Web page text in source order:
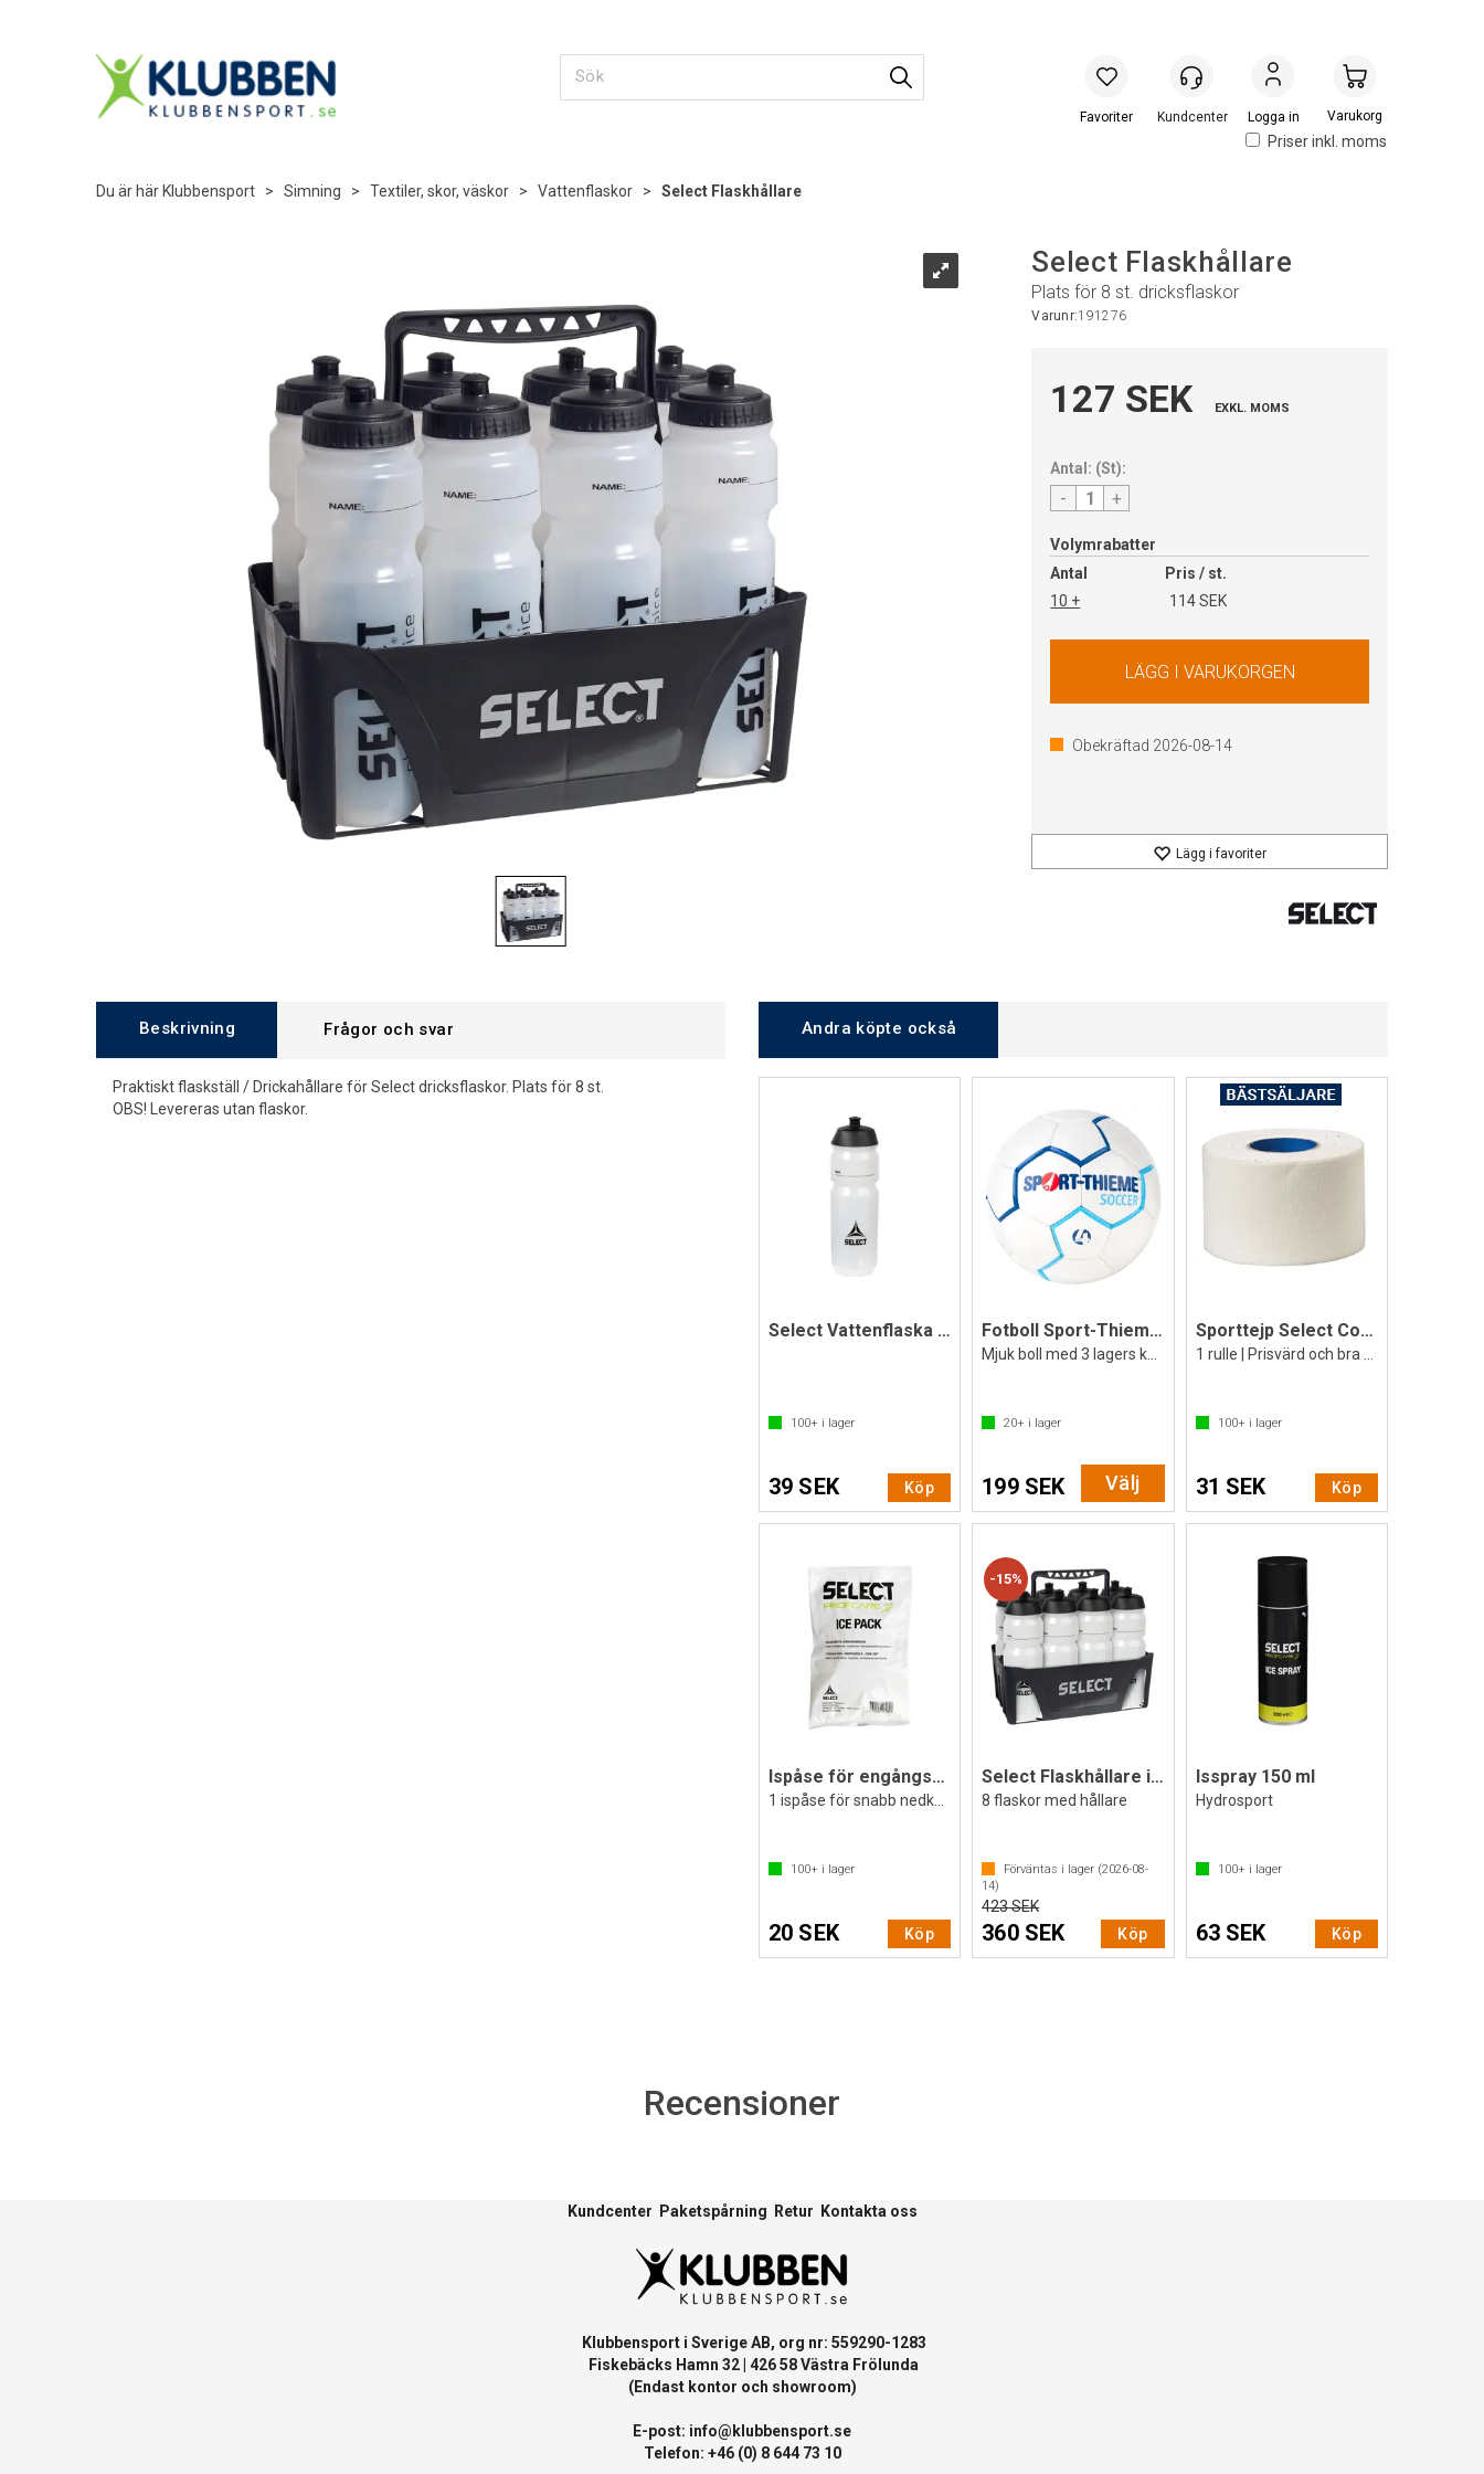
Priser inkl. moms
Logga in Handlevogn
Du är här Klubbensport > Simning > Textiler, skor, väskor > Vattenflaskor > Select Flaskhållare
Select Flaskhållare
Plats för 8 st. dricksflaskor
Varunr:191276
127 SEK EXKL. MOMS
Antal: (St):
- +
Volymrabatter
Antal
Pris / st.
10 +
114 SEK
Obekräftad 2026-08-14
Lägg i favoriter
Beskrivning Frågor och svar
Praktiskt flaskställ / Drickahållare för Select dricksflaskor. Plats för 8 st.
OBS! Levereras utan flaskor.
Andra köpte också
Select Vattenflaska 0,7 liter
100+ i lager
39 SEK Köp
Fotboll Sport-Thieme Soccer
20+ i lager
199 SEK Välj
Sporttejp Select Coach 38 mm x 9 m
100+i lager
31 SEK Köp
Ispåse för engångsbruk | 1 st
100+ i lager
20 SEK Köp
15%
Select Flaskhållare inkl. flaskor
8 flaskor med hållare
Förväntas i lager (2026-08-
14)
423 SEK
360 SEK Köp
Isspray 150 ml
Hydrosport
100+i lager
63 SEK Köp
Recensioner
Kundcenter Paketspårning Retur Kontakta oss
Klubbensport i Sverige AB, org nr: 559290-1283
Fiskebäcks Hamn 32 | 426 58 Västra Frölunda
(Endast kontor och showroom)
E-post: info@klubbensport.se
Telefon: +46 (0) 8 644 73 10